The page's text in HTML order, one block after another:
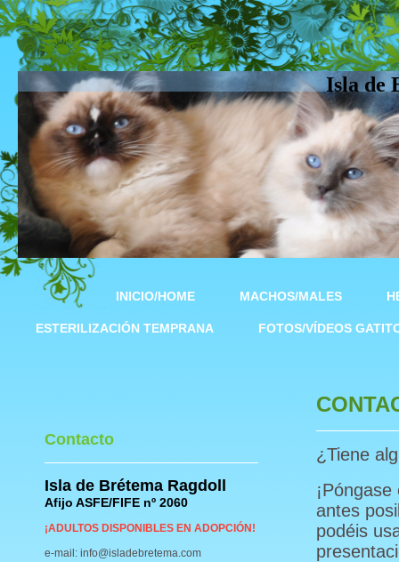
Isla de
INICIO/HOME MACHOS/MALES
ESTERILIZACIÓN TEMPRANA FOTOS/VÍDEOS
¿Tiene
antes
podéis
Contacto
Isla de Brétema Ragdoll
Afijo ASFE/FIFE nº 2060
¡ADULTOS DISPONIBLES EN ADOPCIÓN!
e-mail: info@isladebretema.com